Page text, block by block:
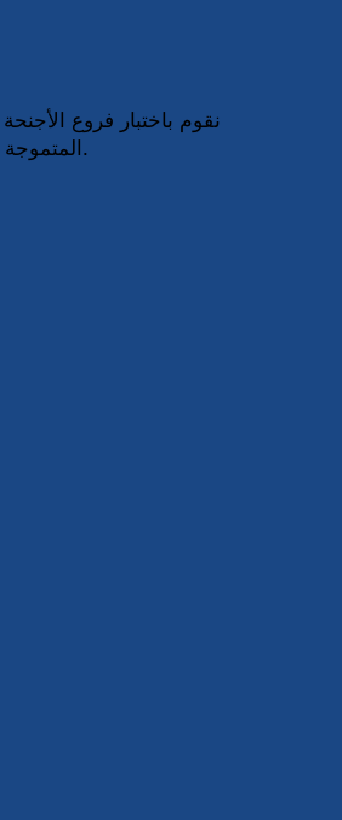
نقوم باختبار فروع
المتموجة واستبدال المفاصل.